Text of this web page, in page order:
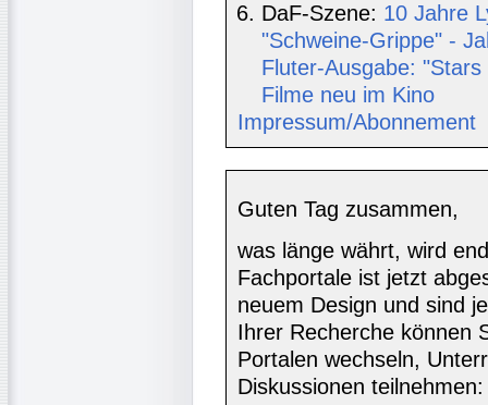
DaF-Szene: 10 Jahre
"Schweine-Grippe" -
Fluter-Ausgabe:
Filme neu im Kino
Impressum/Abonnement
Guten Tag zusammen,
was länge währt, wird
Fachportale ist jetzt
neuem Design und sind
Ihrer Recherche können
Portalen wechseln,
Diskussionen teilnehmen: